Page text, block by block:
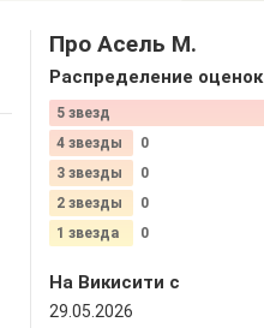
Про Асель М.
Распределение оценок
5 звезд
4 звезды
0
3 звезды
0
2 звезды
0
1 звезда
0
На Викисити c
29.05.2026